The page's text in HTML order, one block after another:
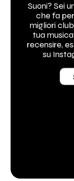
Suoni? Sei
che fa
migliori
tua
recensire,
su